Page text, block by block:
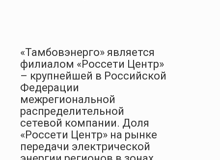
«Тамбовэнерго» является
филиалом «Россети Центр»
– крупнейшей в Российской
Федерации
межрегиональной
распределительной
сетевой компании. Доля
«Россети Центр» на рынке
передачи электрической